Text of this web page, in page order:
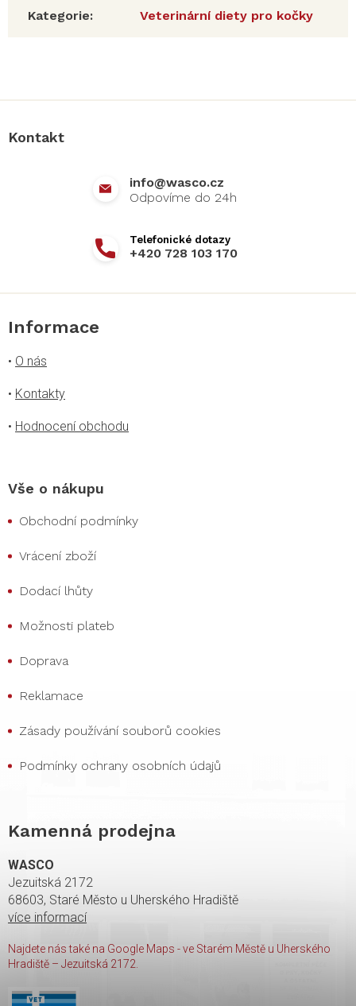
Kategorie: Veterinární diety pro kočky
Kontakt
info@wasco.cz
+420 728 103 170
Informace
• O nás
• Kontakty
• Hodnocení obchodu
Vše o nákupu
Obchodní podmínky
Vrácení zboží
Dodací lhůty
Možnosti plateb
Doprava
Reklamace
Zásady používání souborů cookies
Podmínky ochrany osobních údajů
Kamenná prodejna
WASCO
Jezuitská 2172
68603, Staré Město u Uherského Hradiště
více informací
Najdete nás také na Google Maps - ve Starém Městě u Uherského
Hradiště – Jezuitská 2172.